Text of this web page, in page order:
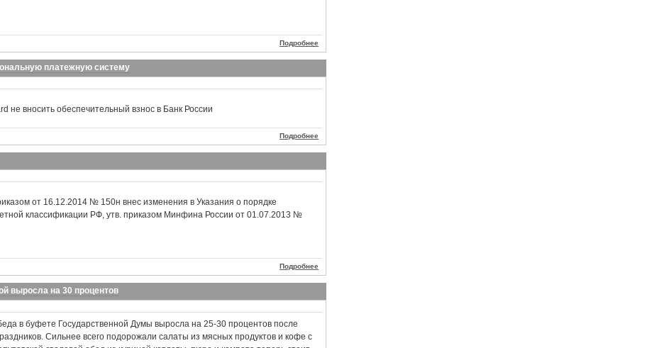
Подробнее
платежную систему
не вносить обеспечительный взнос в Банк России
Подробнее
от 16.12.2014 № 150н внес изменения в Указания о порядке
классификации РФ, утв. приказом Минфина России от 01.07.2013 №
Подробнее
выросла на 30 процентов
в буфете Государственной Думы выросла на 25-30 процентов после
Сильнее всего подорожали салаты из мясных продуктов и кофе с